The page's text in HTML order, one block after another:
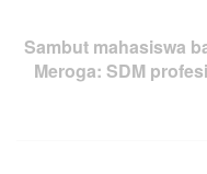
Sambut mahasiswa
Meroga: SDM